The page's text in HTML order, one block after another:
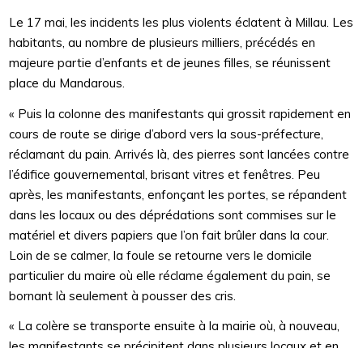
Le 17 mai, les incidents les plus violents éclatent à Millau. Les
habitants, au nombre de plusieurs milliers, précédés en
majeure partie d’enfants et de jeunes filles, se réunissent
place du Mandarous.
« Puis la colonne des manifestants qui grossit rapidement en
cours de route se dirige d’abord vers la sous-préfecture,
réclamant du pain. Arrivés là, des pierres sont lancées contre
l’édifice gouvernemental, brisant vitres et fenêtres. Peu
après, les manifestants, enfonçant les portes, se répandent
dans les locaux ou des déprédations sont commises sur le
matériel et divers papiers que l’on fait brûler dans la cour.
Loin de se calmer, la foule se retourne vers le domicile
particulier du maire où elle réclame également du pain, se
bornant là seulement à pousser des cris.
« La colère se transporte ensuite à la mairie où, à nouveau,